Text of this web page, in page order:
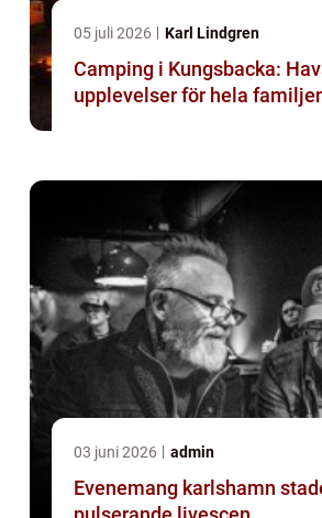
05 juli 2026 Karl Lindgren
Camping i Kungsbacka:
upplevelser för hela
03 juni 2026 admin
Evenemang karlshamn stadens